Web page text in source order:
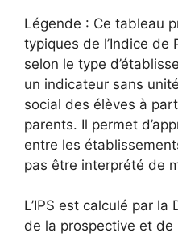
Légende : Ce tableau
typiques de l’Indice de
selon le type
un indicateur sans
social des élèves à
parents. Il permet
entre les
pas être interprété de
L’IPS est calculé par la
de la prospective et de